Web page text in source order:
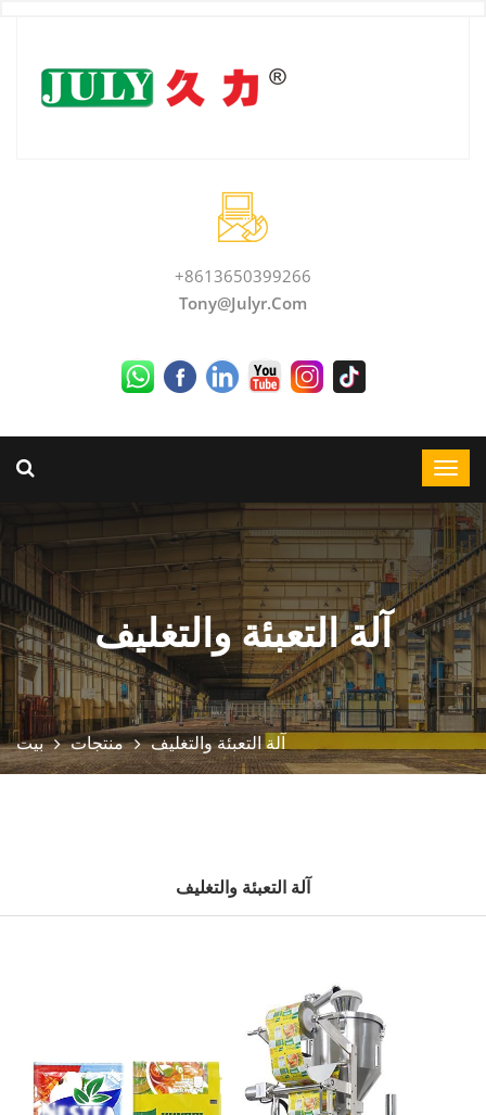
+8613650399266
Tony@julyr.com
آلة التعبئة والتغليف
بيت منتجات آلة التعبئة والتغليف
آلة التعبئة والتغليف